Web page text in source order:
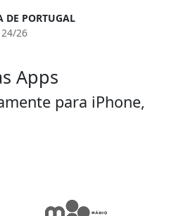
PORTUGAL
26
Apps
para iPhone,